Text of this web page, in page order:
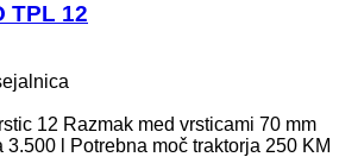
TPL 12
12 Razmak med vrsticami 70 mm
3.500 l Potrebna moč traktorja 250 KM